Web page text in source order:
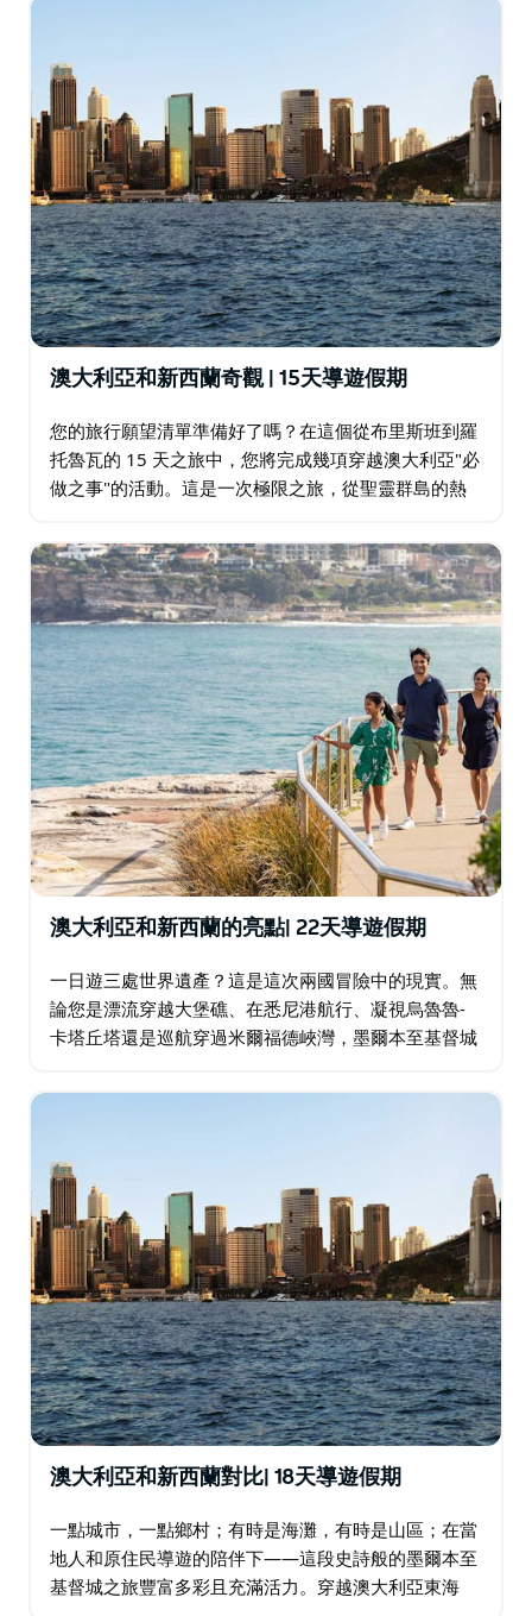
澳大利亞和新西蘭奇觀 | 15天導遊假期
您的旅行願望清單準備好了嗎？在這個從布里斯班到羅
托魯瓦的 15 天之旅中，您將完成幾項穿越澳大利亞"必
做之事"的活動。這是一次極限之旅，從聖靈群島的熱
島和南島有溫泉（羅托魯瓦）、精緻的美酒佳餚…
澳大利亞和新西蘭的亮點| 22天導遊假期
一日遊三處世界遺產？這是這次兩國冒險中的現實。無
論您是漂流穿越大堡礁、在悉尼港航行、凝視烏魯魯-
卡塔丘塔還是巡航穿過米爾福德峽灣，墨爾本至基督城
民遺產的體驗…
澳大利亞和新西蘭對比| 18天導遊假期
一點城市，一點鄉村；有時是海灘，有時是山區；在當
地人和原住民導遊的陪伴下——這段史詩般的墨爾本至
基督城之旅豐富多彩且充滿活力。穿越澳大利亞東海